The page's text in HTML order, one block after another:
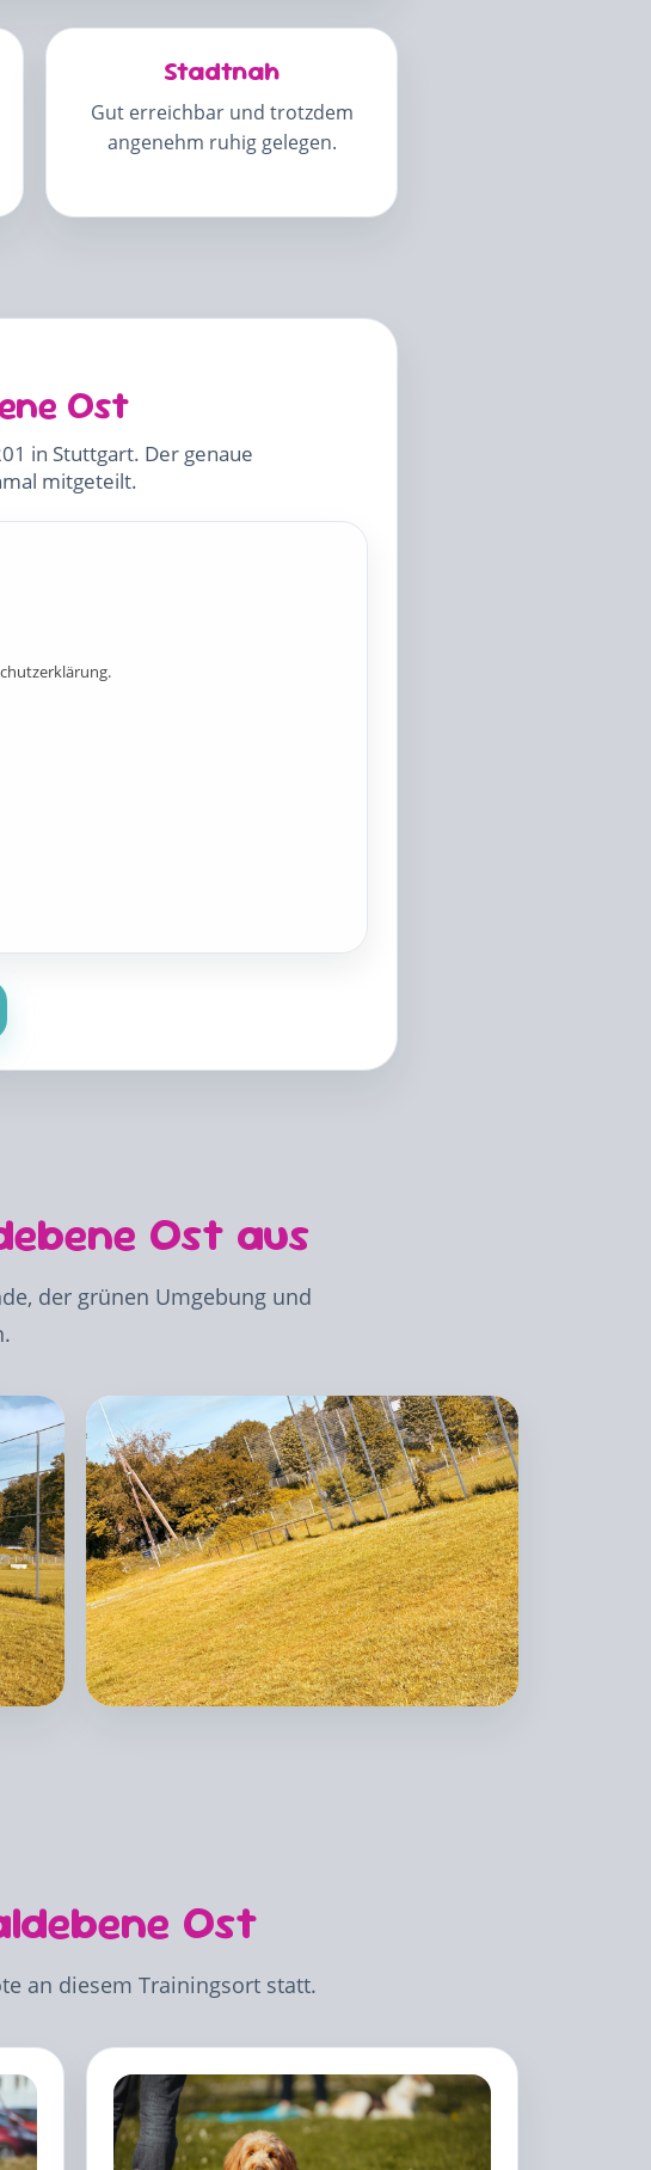
Stadtnah
Gut erreichbar und trotzdem
angenehm ruhig gelegen.
Ost
in Stuttgart. Der genaue
mitgeteilt.
Ost aus
der grünen Umgebung und
Ost
an diesem Trainingsort statt.